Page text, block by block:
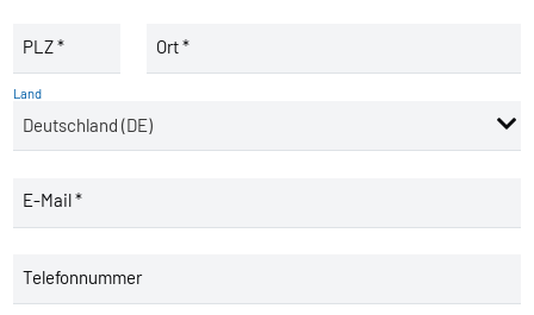
PLZ * Ort *
Land
E-Mail *
Telefonnummer